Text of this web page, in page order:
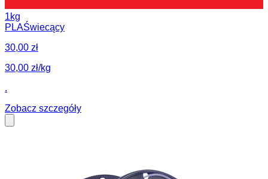
1kg
PLAŚwiecący
30,00 zł
30,00 zł/kg
.
Zobacz szczegóły